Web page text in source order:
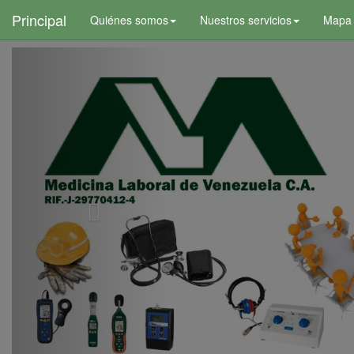
Principal Quiénes somos Nuestros servicios